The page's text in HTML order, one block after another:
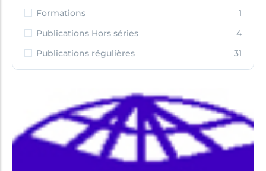
Formations
1
Publications Hors séries
4
Publications régulières
31